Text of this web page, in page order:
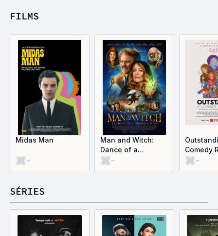
FILMS
Midas Man
-
Man and Witch:
Dance of a
Thousand Steps
-
Comedy
-
SÉRIES